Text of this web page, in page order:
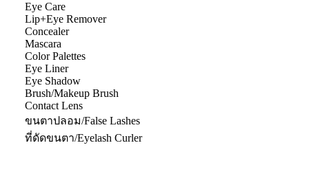
Eye Care
Lip+Eye Remover
Concealer
Mascara
Color Palettes
Eye Liner
Eye Shadow
Brush/Makeup Brush
Contact Lens
ขนตาปลอม/False Lashes
ที่ดัดขนตา/Eyelash Curler